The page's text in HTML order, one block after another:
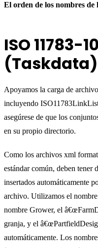
El orden de los nombres
ISO 11783-
(Taskdata)
Apoyamos la carga de
incluyendo
asegúrese de que los
en su propio directorio.
Como los archivos xml
estándar común, deben tener
insertados automáticamente
archivo. Utilizamos el
nombre Grower, el
granja, y el
automáticamente. Los